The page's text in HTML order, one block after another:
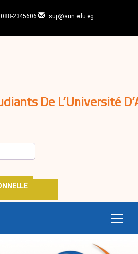
088-2345606 sup@aun.edu.eg
De L’Université